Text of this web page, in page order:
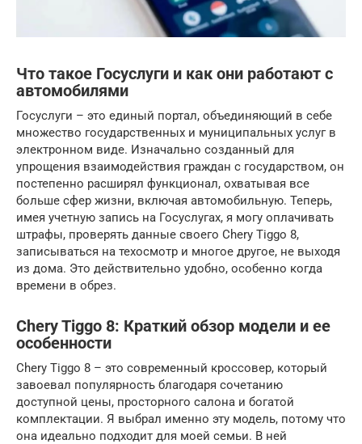
Что такое Госуслуги и как они работают с
автомобилями
Госуслуги – это единый портал, объединяющий в себе
множество государственных и муниципальных услуг в
электронном виде. Изначально созданный для
упрощения взаимодействия граждан с государством, он
постепенно расширял функционал, охватывая все
больше сфер жизни, включая автомобильную. Теперь,
имея учетную запись на Госуслугах, я могу оплачивать
штрафы, проверять данные своего Chery Tiggo 8,
записываться на техосмотр и многое другое, не выходя
из дома. Это действительно удобно, особенно когда
времени в обрез.
Chery Tiggo 8: Краткий обзор модели и ее
особенности
Chery Tiggo 8 – это современный кроссовер, который
завоевал популярность благодаря сочетанию
доступной цены, просторного салона и богатой
комплектации. Я выбрал именно эту модель, потому что
она идеально подходит для моей семьи. В ней